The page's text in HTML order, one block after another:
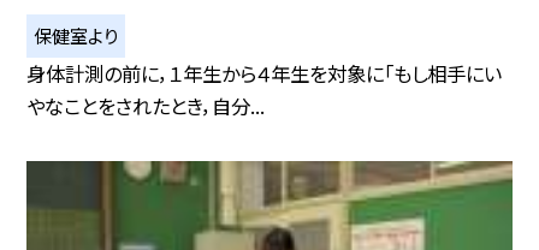
保健室より
身体計測の前に，１年生から４年生を対象に「もし相手にい
やなことをされたとき，自分...